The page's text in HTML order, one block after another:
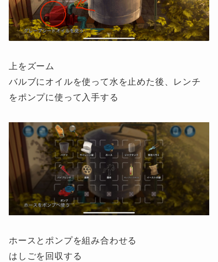
上をズーム
バルブにオイルを使って水を止めた後、レンチ
をポンプに使って入手する
ホースとポンプを組み合わせる
はしごを回収する